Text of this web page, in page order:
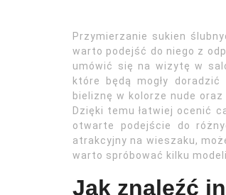
Przymierzanie sukien
warto podejść do niego z
umówić się na wizytę w
które będą mogły
bieliznę w kolorze nude
Dzięki temu łatwiej ocenić
otwarte podejście do
atrakcyjny na wieszaku,
warto spróbować kilku
Jak znaleźć